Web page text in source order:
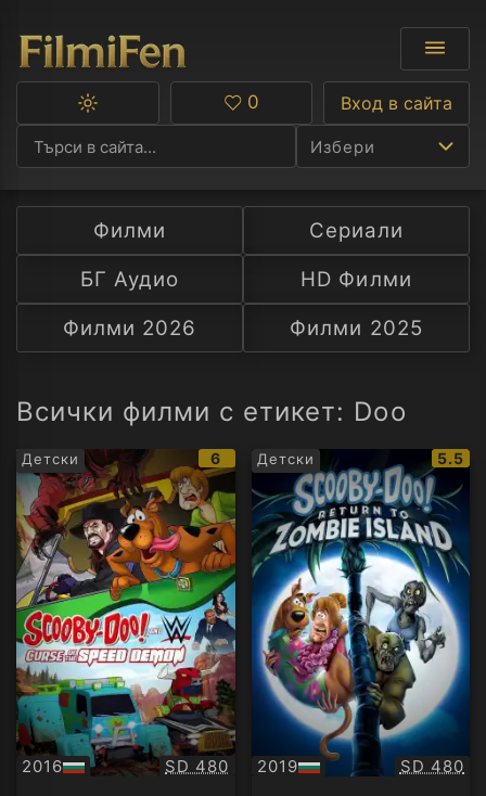
Избери
Ф
С
А
Превключване
тъмна
тема
Любими
0 Вход в сайта
Филми
Сериали
БГ Аудио
HD Филми
Филми 2026
Филми 2025
Всички филми с етикет: Doo
Детски
IMDb
рейтинг:
6
2016
БГ
Качество:
SD 480
Детски
IMDb
5.5
2019
БГ
SD 480